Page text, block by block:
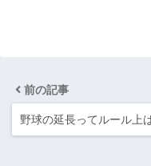
前の記事
野球の延長ってルール上